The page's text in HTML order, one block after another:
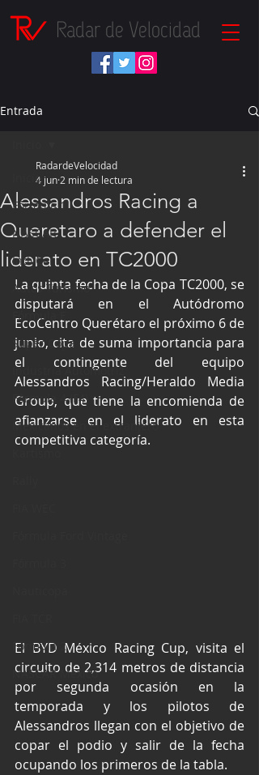
Radar de Velocidad
Entrada
Inicio
Fórmula 1
NASCAR
IndyCar
Autos Turismo
Fórmula E
Súper Copa
Industria Automotriz
Fórmula 4 (F4)
Mexicanos en el extranjero
Kartismo
Fórmula 2
NASCAR México
Alessandros Racing a
Queretaro a defender el
liderato en TC2000
RadardeVelocidad
4 jun 2 min de lectura
La quinta fecha de la Copa TC2000, se
disputará en el Autódromo
EcoCentro Querétaro el próximo 6 de
junio, cita de suma importancia para
el contingente del equipo
Alessandros Racing/Heraldo Media
Group, que tiene la encomienda de
afianzarse en el liderato en esta
competitiva categoría.
El BYD México Racing Cup, visita el
circuito de 2,314 metros de distancia
por segunda ocasión en la
temporada y los pilotos de
Alessandros llegan con el objetivo de
copar el podio y salir de la fecha
ocupando los primeros de la tabla.